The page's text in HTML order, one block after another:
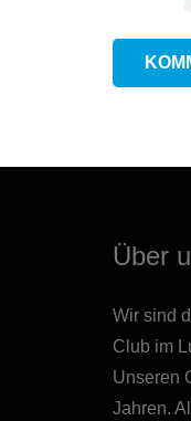
Über
Wir sind
Club im
Unseren
Jahren.